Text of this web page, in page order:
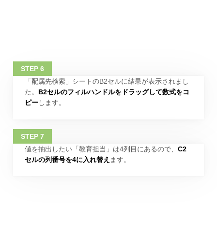
「配属先検索」シートのB2セルに結果が表示されまし
た。 B2セルのフィルハンドルをドラッグして数式をコ
ピーします。
値を抽出したい「教育担当」は4列目にあるので、 C2
セルの列番号を4に入れ替え ます。